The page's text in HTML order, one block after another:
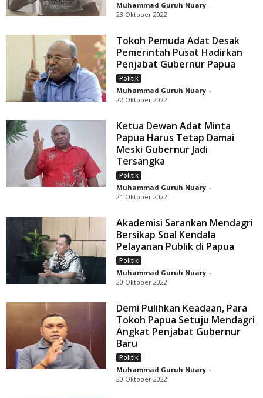
Muhammad Guruh Nuary -
23 Oktober 2022
Tokoh Pemuda Adat Desak
Pemerintah Pusat Hadirkan
Penjabat Gubernur Papua
Politik
Muhammad Guruh Nuary -
22 Oktober 2022
Ketua Dewan Adat Minta
Papua Harus Tetap Damai
Meski Gubernur Jadi
Tersangka
Politik
Muhammad Guruh Nuary -
21 Oktober 2022
Akademisi Sarankan Mendagri
Bersikap Soal Kendala
Pelayanan Publik di Papua
Politik
Muhammad Guruh Nuary -
20 Oktober 2022
Demi Pulihkan Keadaan, Para
Tokoh Papua Setuju Mendagri
Angkat Penjabat Gubernur
Baru
Politik
Muhammad Guruh Nuary -
20 Oktober 2022